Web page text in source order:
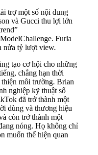
trợ một số nội dung
và Gucci thu lợi lớn
Furla
nửa tỷ lượt view.
tạo cơ hội cho những
chẳng hạn thời
môi trường. Brian
nghiệp kỹ thuật số
đã trở thành một
dùng và thương hiệu
còn trở thành một
nóng. Họ không chỉ
muốn thể hiện quan